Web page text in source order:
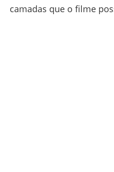
camadas que o filme